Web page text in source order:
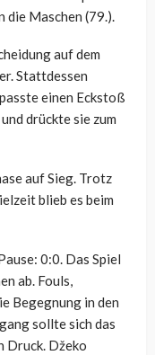
die Maschen (79.).
auf dem
Stattdessen
einen Eckstoß
drückte sie zum
auf Sieg. Trotz
blieb es beim
0:0. Das Spiel
ab. Fouls,
Begegnung in den
sollte sich das
Druck. Džeko